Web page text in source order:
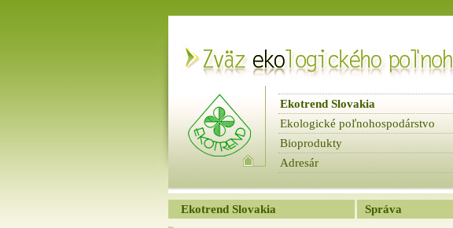
Ekotrend Slovakia
Ekologické poľnohospodárstvo
Bioprodukty
Adresár
Spravodaje
Ekotrend Slovakia Správa